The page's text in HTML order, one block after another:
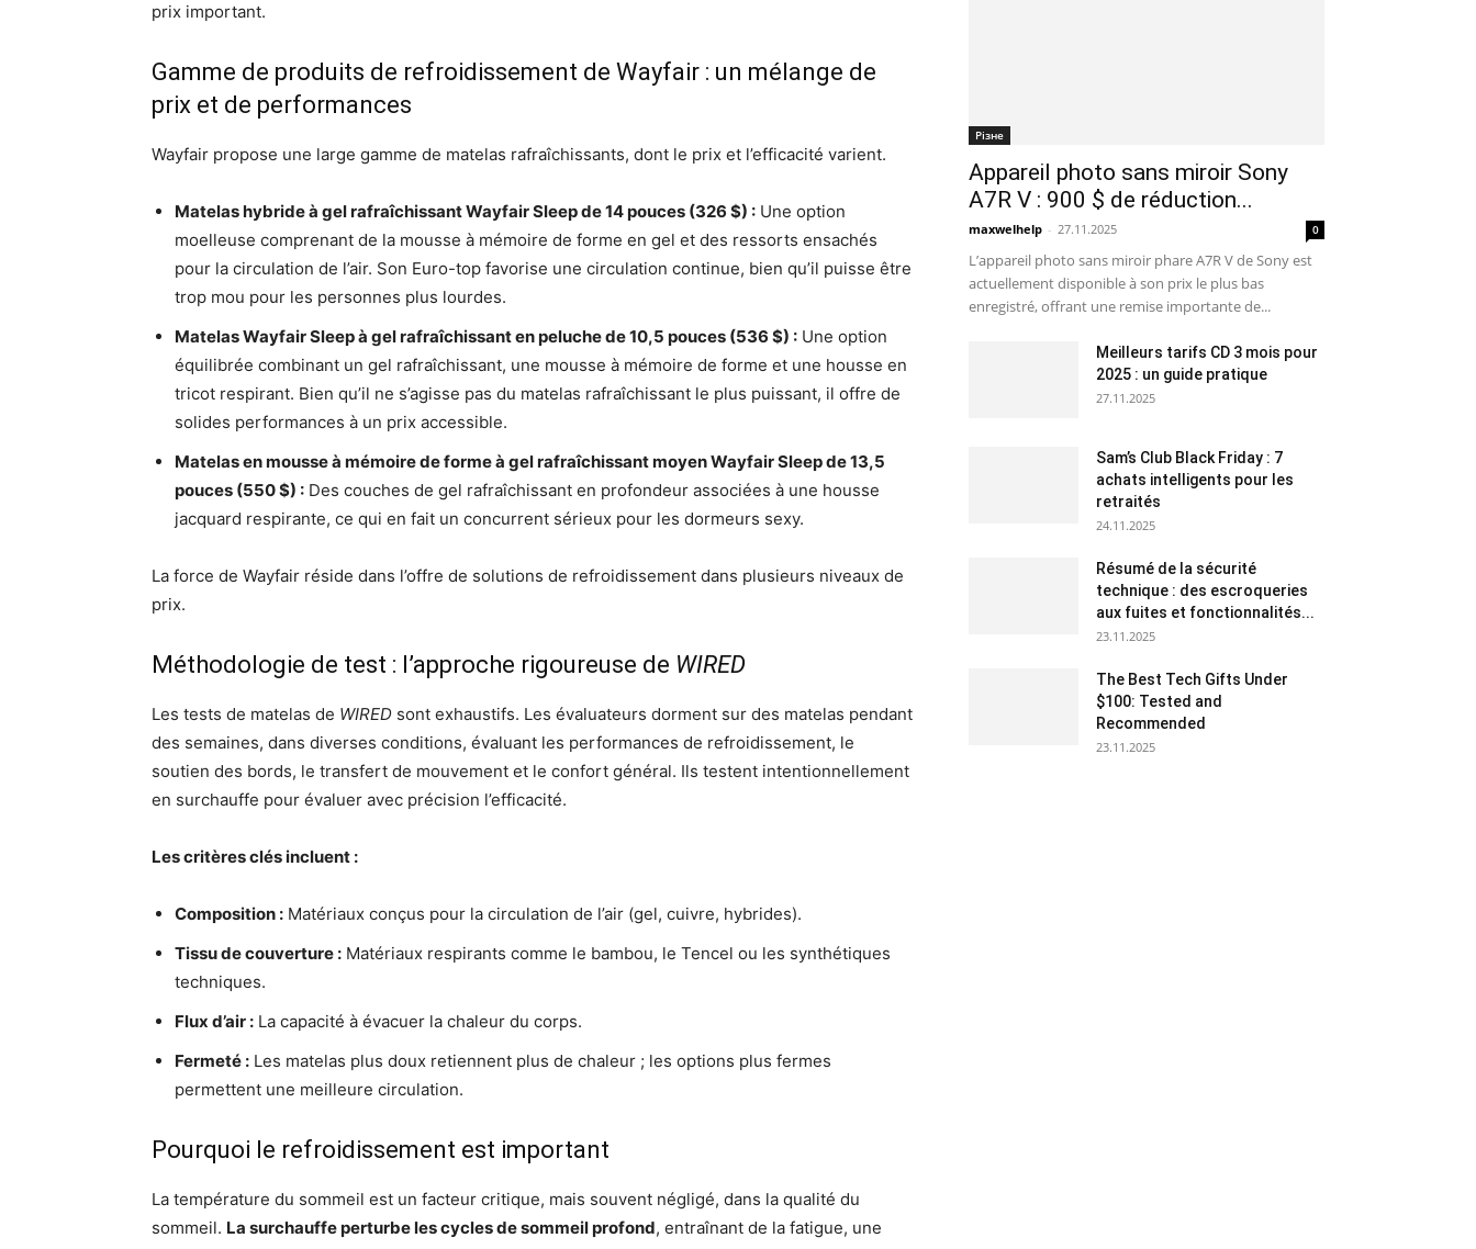
prix important.
Gamme de produits de refroidissement de Wayfair : un mélange de
prix et de performances
Wayfair propose une large gamme de matelas rafraîchissants, dont le prix et l’efficacité varient.
Matelas hybride à gel rafraîchissant Wayfair Sleep de 14 pouces (326 $) : Une option
moelleuse comprenant de la mousse à mémoire de forme en gel et des ressorts ensachés
pour la circulation de l’air. Son Euro-top favorise une circulation continue, bien qu’il puisse être
trop mou pour les personnes plus lourdes.
Matelas Wayfair Sleep à gel rafraîchissant en peluche de 10,5 pouces (536 $) : Une option
équilibrée combinant un gel rafraîchissant, une mousse à mémoire de forme et une housse en
tricot respirant. Bien qu’il ne s’agisse pas du matelas rafraîchissant le plus puissant, il offre de
solides performances à un prix accessible.
Matelas en mousse à mémoire de forme à gel rafraîchissant moyen Wayfair Sleep de 13,5
pouces (550 $) : Des couches de gel rafraîchissant en profondeur associées à une housse
jacquard respirante, ce qui en fait un concurrent sérieux pour les dormeurs sexy.
La force de Wayfair réside dans l’offre de solutions de refroidissement dans plusieurs niveaux de
prix.
Méthodologie de test : l’approche rigoureuse de WIRED
Les tests de matelas de WIRED sont exhaustifs. Les évaluateurs dorment sur des matelas pendant
des semaines, dans diverses conditions, évaluant les performances de refroidissement, le
soutien des bords, le transfert de mouvement et le confort général. Ils testent intentionnellement
en surchauffe pour évaluer avec précision l’efficacité.
Les critères clés incluent :
Composition : Matériaux conçus pour la circulation de l’air (gel, cuivre, hybrides).
Tissu de couverture : Matériaux respirants comme le bambou, le Tencel ou les synthétiques
techniques.
Flux d’air : La capacité à évacuer la chaleur du corps.
Fermeté : Les matelas plus doux retiennent plus de chaleur ; les options plus fermes
permettent une meilleure circulation.
Pourquoi le refroidissement est important
La température du sommeil est un facteur critique, mais souvent négligé, dans la qualité du
sommeil. La surchauffe perturbe les cycles de sommeil profond, entraînant de la fatigue, une
Різне
Appareil photo sans miroir Sony
A7R V : 900 $ de réduction...
maxwelhelp - 27.11.2025 0
L’appareil photo sans miroir phare A7R V de Sony est
actuellement disponible à son prix le plus bas
enregistré, offrant une remise importante de...
Meilleurs tarifs CD 3 mois pour
2025 : un guide pratique
27.11.2025
Sam’s Club Black Friday : 7
achats intelligents pour les
retraités
24.11.2025
Résumé de la sécurité
technique : des escroqueries
aux fuites et fonctionnalités...
23.11.2025
The Best Tech Gifts Under
$100: Tested and
Recommended
23.11.2025